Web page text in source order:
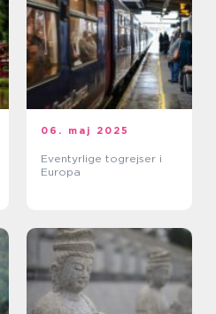
06. maj 2025
Eventyrlige togrejser i
Europa